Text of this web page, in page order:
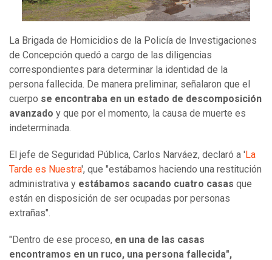
La Brigada de Homicidios de la Policía de Investigaciones
de Concepción quedó a cargo de las diligencias
correspondientes para determinar la identidad de la
persona fallecida. De manera preliminar, señalaron que el
cuerpo se encontraba en un estado de descomposición
avanzado y que por el momento, la causa de muerte es
indeterminada.
El jefe de Seguridad Pública, Carlos Narváez, declaró a 'La
Tarde es Nuestra', que "estábamos haciendo una restitución
administrativa y estábamos sacando cuatro casas que
están en disposición de ser ocupadas por personas
extrañas".
"Dentro de ese proceso, en una de las casas
encontramos en un ruco, una persona fallecida",